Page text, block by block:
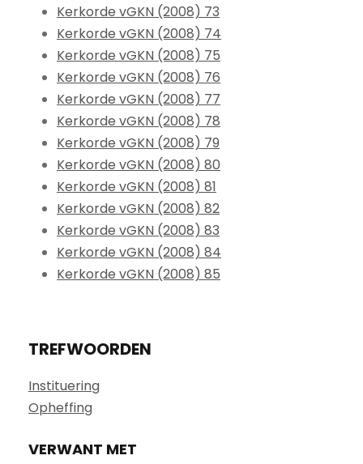
Kerkorde vGKN (2008) 73
Kerkorde vGKN (2008) 74
Kerkorde vGKN (2008) 75
Kerkorde vGKN (2008) 76
Kerkorde vGKN (2008) 77
Kerkorde vGKN (2008) 78
Kerkorde vGKN (2008) 79
Kerkorde vGKN (2008) 80
Kerkorde vGKN (2008) 81
Kerkorde vGKN (2008) 82
Kerkorde vGKN (2008) 83
Kerkorde vGKN (2008) 84
Kerkorde vGKN (2008) 85
TREFWOORDEN
Instituering
Opheffing
VERWANT MET